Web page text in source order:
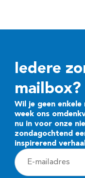
Iedere
mailbox?
Wil je geen
week ons
nu in voor onze
zondagochtend
inspirerend
E
-